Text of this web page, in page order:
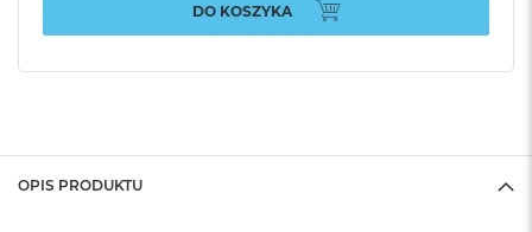
DO KOSZYKA
OPIS PRODUKTU